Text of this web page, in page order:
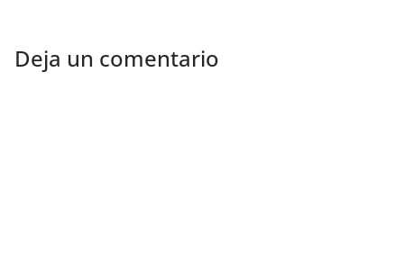
Deja un comentario